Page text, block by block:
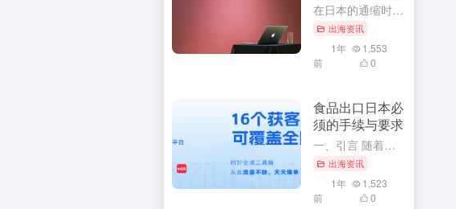
在日本的通缩时期，经济环境虽然充满挑战，但同时也孕育着许多商机。对于那些善于发现和把握机会的创业者来说，这个时期同样存在着许多赚钱的生意。本文将深入解析日本通缩时期最赚钱的生意，并探讨其背后的原因和成...
出海资讯
1年
前
1,553
0
食品出口日本必
须的手续与要求
一、引言 随着全球化的深入发展，食品出口已成为各国经济发展的重要组成部分。特别是对于中国这样的食品生产大国，向日本等国家出口食品已成为重要的经济活动。然而，由于各国的食品安全法规和标准存在差异，食品出...
出海资讯
1年
前
1,523
0